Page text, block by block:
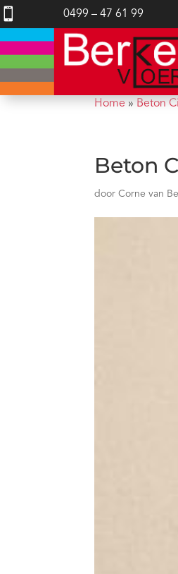
 0499 – 47 61 99
Home » Beton
Beton
doorCorne van